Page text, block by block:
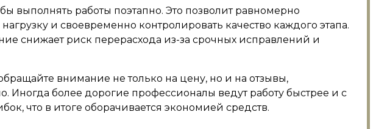
выполнять работы поэтапно. Это позволит равномерно
и своевременно контролировать качество каждого этапа.
снижает риск перерасхода из-за срочных исправлений и
внимание не только на цену, но и на отзывы,
Иногда более дорогие профессионалы ведут работу быстрее и с
что в итоге оборачивается экономией средств.